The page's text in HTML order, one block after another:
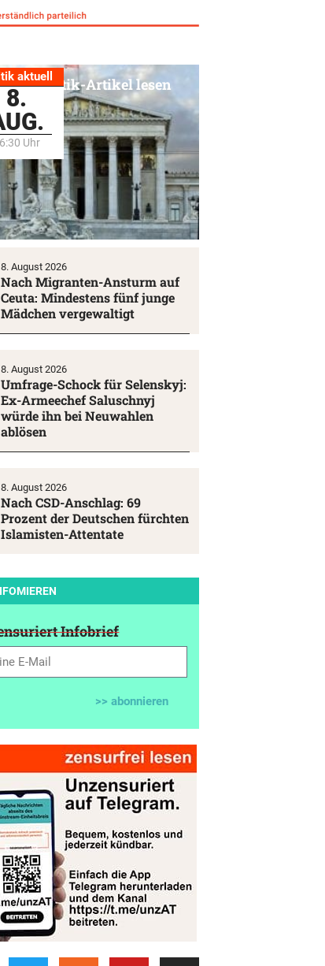
aktuell
8.
Uhr
Alle Politik-Artikel lesen
8. August 2026
Nach Migranten-Ansturm auf
Ceuta: Mindestens fünf junge
Mädchen vergewaltigt
8. August 2026
Umfrage-Schock für Selenskyj:
Ex-Armeechef Saluschnyj
würde ihn bei Neuwahlen
ablösen
8. August 2026
Nach CSD-Anschlag: 69
Prozent der Deutschen fürchten
Islamisten-Attentate
Infobrief
>> abonnieren